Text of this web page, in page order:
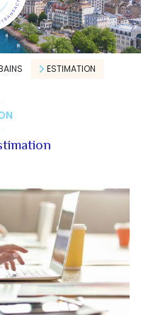
ESTIMATION